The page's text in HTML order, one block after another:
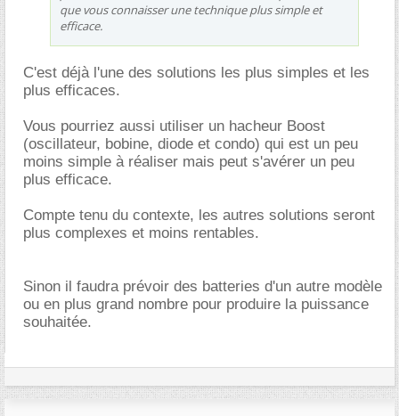
que vous connaisser une technique plus simple et
efficace.
C'est déjà l'une des solutions les plus simples et les
plus efficaces.
Vous pourriez aussi utiliser un hacheur Boost
(oscillateur, bobine, diode et condo) qui est un peu
moins simple à réaliser mais peut s'avérer un peu
plus efficace.
Compte tenu du contexte, les autres solutions seront
plus complexes et moins rentables.
Sinon il faudra prévoir des batteries d'un autre modèle
ou en plus grand nombre pour produire la puissance
souhaitée.